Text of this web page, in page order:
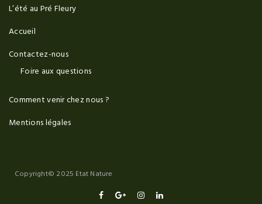
L’été au Pré Fleury
Accueil
Contactez-nous
Foire aux questions
Comment venir chez nous ?
Mentions légales
Copyright© 2025 Etat Nature